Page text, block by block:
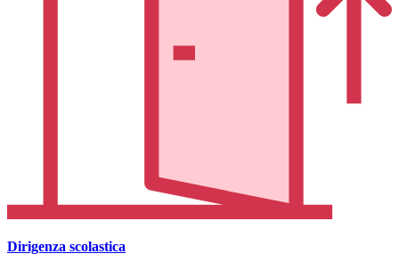
Dirigenza scolastica